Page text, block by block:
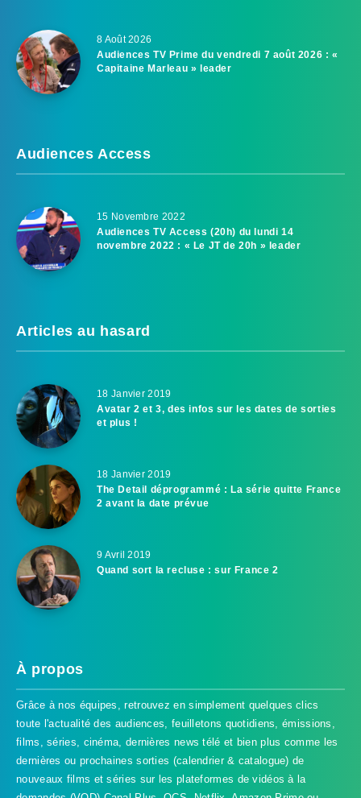
8 Août 2026
Audiences TV Prime du vendredi 7 août 2026 : «
Capitaine Marleau » leader
Audiences Access
15 Novembre 2022
Audiences TV Access (20h) du lundi 14
novembre 2022 : « Le JT de 20h » leader
Articles au hasard
18 Janvier 2019
Avatar 2 et 3, des infos sur les dates de sorties
et plus !
18 Janvier 2019
The Detail déprogrammé : La série quitte France
2 avant la date prévue
9 Avril 2019
Quand sort la recluse : sur France 2
À propos
Grâce à nos équipes, retrouvez en simplement quelques clics
toute l'actualité des audiences, feuilletons quotidiens, émissions,
films, séries, cinéma, dernières news télé et bien plus comme les
dernières ou prochaines sorties (calendrier & catalogue) de
nouveaux films et séries sur les plateformes de vidéos à la